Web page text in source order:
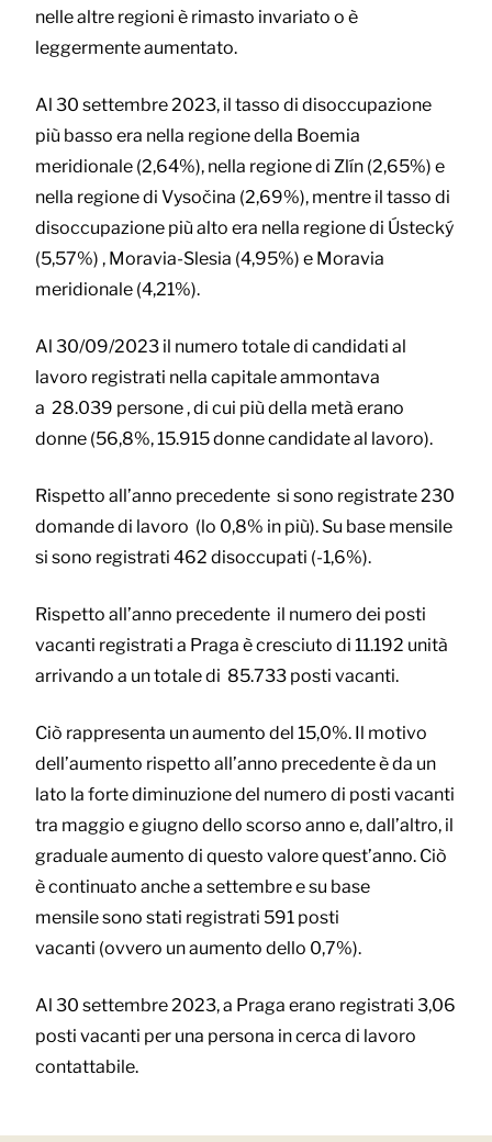
nelle altre regioni è rimasto invariato o è
leggermente aumentato.
Al 30 settembre 2023, il tasso di disoccupazione
più basso era nella regione della Boemia
meridionale (2,64%), nella regione di Zlín (2,65%) e
nella regione di Vysočina (2,69%), mentre il tasso di
disoccupazione più alto era nella regione di Ústecký
(5,57%) , Moravia-Slesia (4,95%) e Moravia
meridionale (4,21%).
Al 30/09/2023 il numero totale di candidati al
lavoro registrati nella capitale ammontava
a 28.039 persone , di cui più della metà erano
donne (56,8%, 15.915 donne candidate al lavoro).
Rispetto all’anno precedente si sono registrate 230
domande di lavoro (lo 0,8% in più). Su base mensile
si sono registrati 462 disoccupati (-1,6%).
Rispetto all’anno precedente il numero dei posti
vacanti registrati a Praga è cresciuto di 11.192 unità
arrivando a un totale di 85.733 posti vacanti.
Ciò rappresenta un aumento del 15,0%. Il motivo
dell’aumento rispetto all’anno precedente è da un
lato la forte diminuzione del numero di posti vacanti
tra maggio e giugno dello scorso anno e, dall’altro, il
graduale aumento di questo valore quest’anno. Ciò
è continuato anche a settembre e su base
mensile sono stati registrati 591 posti
vacanti (ovvero un aumento dello 0,7%).
Al 30 settembre 2023, a Praga erano registrati 3,06
posti vacanti per una persona in cerca di lavoro
contattabile.